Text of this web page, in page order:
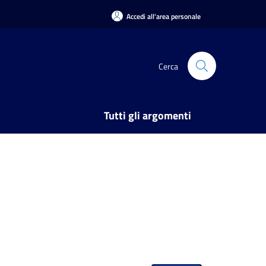
Accedi all'area personale
Cerca
Tutti gli argomenti